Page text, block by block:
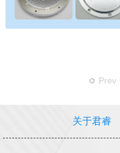
Prev
关于君睿